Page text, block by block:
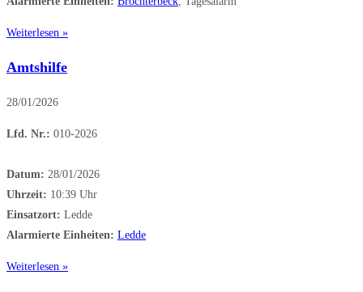
Weiterlesen »
Amtshilfe
28/01/2026
Lfd. Nr.: 010-2026
Datum: 28/01/2026
Uhrzeit: 10:39 Uhr
Einsatzort: Ledde
Alarmierte Einheiten: Ledde
Weiterlesen »